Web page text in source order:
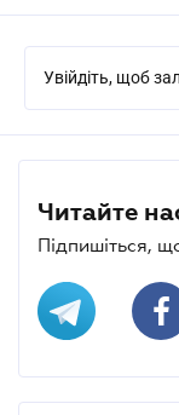
Увійдіть, щоб
Читайте
Підпишіться,